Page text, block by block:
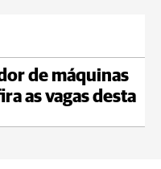
de máquinas
as vagas desta